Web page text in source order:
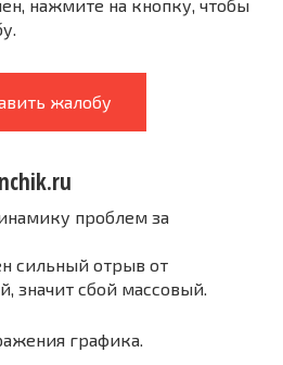
нажмите на кнопку, чтобы
жалобу
проблем за
сильный отрыв от
значит сбой массовый.
графика.